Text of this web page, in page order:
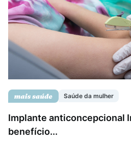
Saúde da mulher
Implante anticoncepcional
benefício...